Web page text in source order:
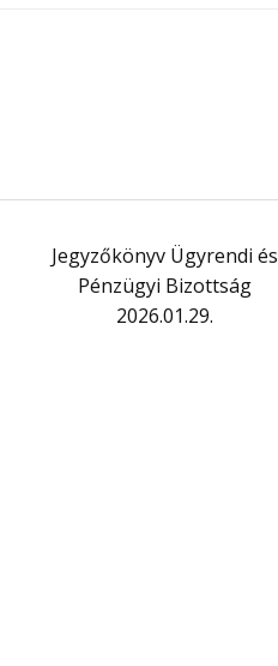
Jegyzőkönyv Ügyrendi és
Pénzügyi Bizottság
2026.01.29.